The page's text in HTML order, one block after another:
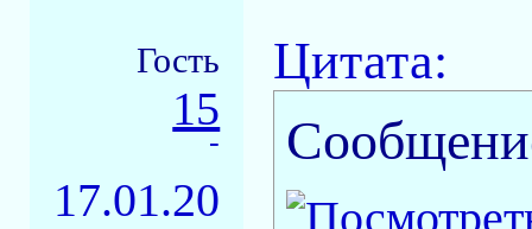
Гость
15
-
17.01.20
Цитата: